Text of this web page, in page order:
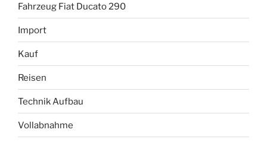
Fahrzeug Fiat Ducato 290
Import
Kauf
Reisen
Technik Aufbau
Vollabnahme